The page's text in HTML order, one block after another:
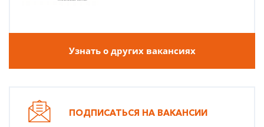
Узнать о других вакансиях
ПОДПИСАТЬСЯ НА ВАКАНСИИ